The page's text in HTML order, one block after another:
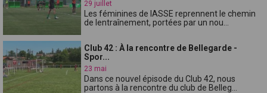
29 juillet
Les féminines de lASSE reprennent le chemin
de lentraînement, portées par un nou...
Club 42 : À la rencontre de Bellegarde -
Spor...
23 mai
Dans ce nouvel épisode du Club 42, nous
partons à la rencontre du club de Belleg...